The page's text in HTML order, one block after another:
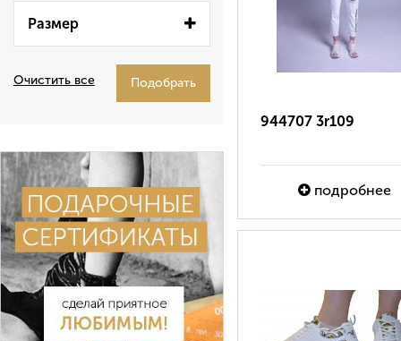
Размер
Очистить все Подобрать
944707 3r109
подробнее